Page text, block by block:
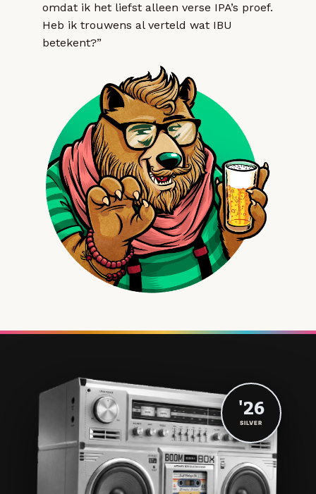
omdat ik het liefst alleen verse IPA’s proef.
Heb ik trouwens al verteld wat IBU
betekent?”
'26
SILVER